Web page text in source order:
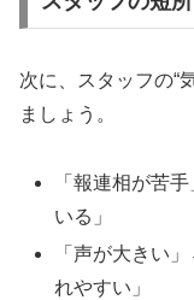
次に、スタッフの“
ましょう。
「報連相が苦
いる」
「声が大きい
れやすい」